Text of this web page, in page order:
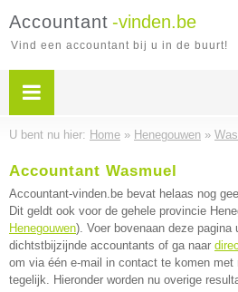
Accountant -vinden.be
Vind een accountant bij u in de buurt!
U bent nu hier: Home » Henegouwen »
Accountant Wasmuel
Accountant-vinden.be bevat helaas nog
Dit geldt ook voor de gehele provincie
Henegouwen). Voer bovenaan deze pagina
dichtstbijzijnde accountants of ga naar
om via één e-mail in contact te komen met
tegelijk. Hieronder worden nu overige